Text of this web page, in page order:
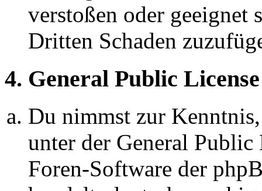
verstoßen oder geeignet
Dritten Schaden
4. General Public License
Du nimmst zur
unter der General
Foren-Software der